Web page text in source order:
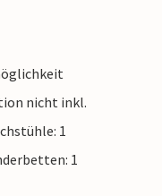
nicht inkl.
1
1